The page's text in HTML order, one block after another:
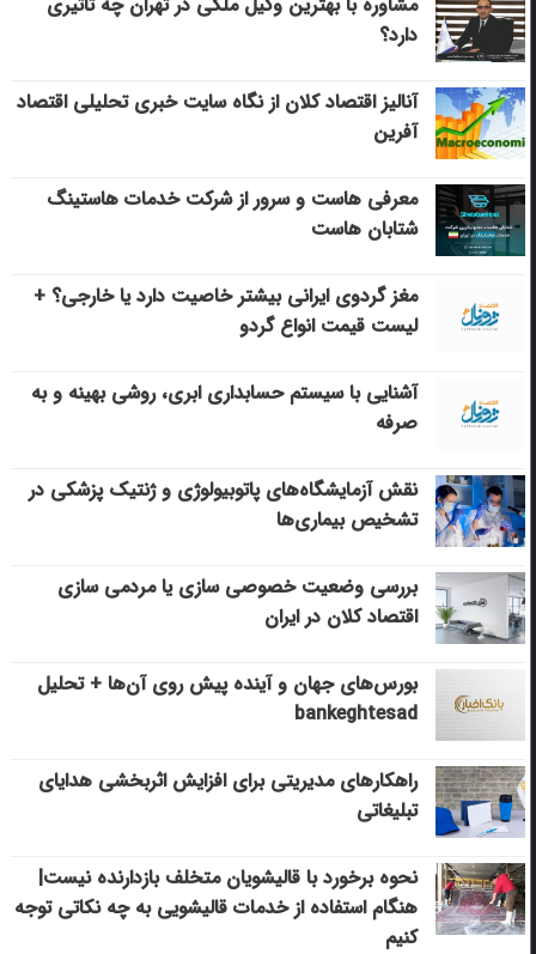
دارد؟
آنالیز اقتصاد کلان از نگاه سایت خبری تحلیلی اقتصاد
آفرین
معرفی هاست و سرور از شرکت خدمات هاستینگ
شتابان هاست
مغز گردوی ایرانی بیشتر خاصیت دارد یا خارجی؟ +
لیست قیمت انواع گردو
آشنایی با سیستم حسابداری ابری، روشی بهینه و به
صرفه
نقش آزمایشگاه‌های پاتوبیولوژی و ژنتیک پزشکی در
تشخیص بیماری‌ها
بررسی وضعیت خصوصی سازی یا مردمی سازی
اقتصاد کلان در ایران
بورس‌های جهان و آینده پیش روی آن‌ها + تحلیل
bankeghtesad
راهکارهای مدیریتی برای افزایش اثربخشی هدایای
تبلیغاتی
نحوه برخورد با قالیشویان متخلف بازدارنده نیست|
هنگام استفاده از خدمات قالیشویی به چه نکاتی توجه
کنیم